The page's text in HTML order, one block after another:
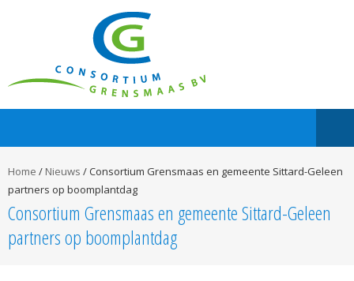
Home / Nieuws /Consortium Grensmaas en gemeente Sittard-Geleen
partners op boomplantdag
Consortium Grensmaas en gemeente Sittard-Geleen
partners op boomplantdag